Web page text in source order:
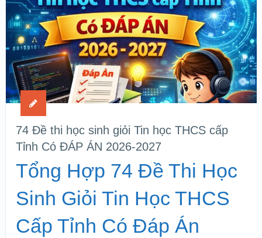
74 Đề thi học sinh giỏi Tin học THCS cấp
Tỉnh Có ĐÁP ÁN 2026-2027
Tổng Hợp 74 Đề Thi Học
Sinh Giỏi Tin Học THCS
Cấp Tỉnh Có Đáp Án